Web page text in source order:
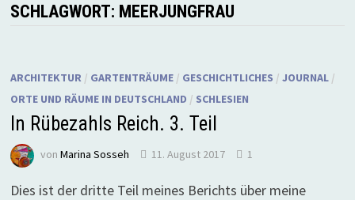
SCHLAGWORT: MEERJUNGFRAU
ARCHITEKTUR / GARTENTRÄUME/ GESCHICHTLICHES / JOURNAL/
ORTE UND RÄUME IN DEUTSCHLAND / SCHLESIEN
In Rübezahls Reich. 3. Teil
von Marina Sosseh 11. August 2017 1
Dies ist der dritte Teil meines Berichts über meine